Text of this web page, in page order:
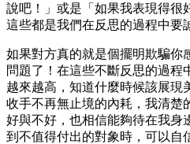
說吧！」或是「如果我表現得很
這些都是我們在反思的過程中要
如果對方真的就是個擺明欺騙你
問題了！在這些不斷反思的過程
越來越高，知道什麼時候該展現
收手不再無止境的內耗，我清楚
好與不好，也相信能夠待在我身
到不值得付出的對象時，可以自